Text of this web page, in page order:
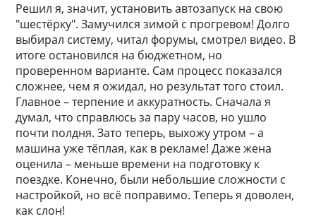
Решил я, значит, установить автозапуск на свою
"шестёрку". Замучился зимой с прогревом! Долго
выбирал систему, читал форумы, смотрел видео. В
итоге остановился на бюджетном, но
проверенном варианте. Сам процесс показался
сложнее, чем я ожидал, но результат того стоил.
Главное – терпение и аккуратность. Сначала я
думал, что справлюсь за пару часов, но ушло
почти полдня. Зато теперь, выхожу утром – а
машина уже тёплая, как в рекламе! Даже жена
оценила – меньше времени на подготовку к
поездке. Конечно, были небольшие сложности с
настройкой, но всё поправимо. Теперь я доволен,
как слон!